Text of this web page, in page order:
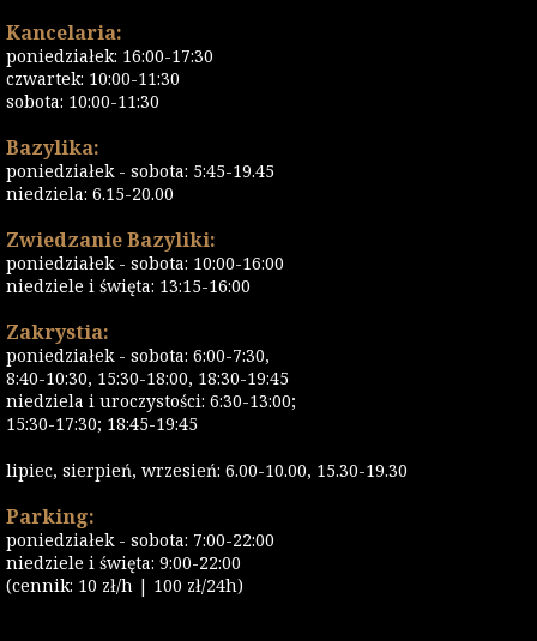
Kancelaria:
poniedziałek: 16:00-17:30
czwartek: 10:00-11:30
sobota: 10:00-11:30
Bazylika:
poniedziałek - sobota: 5:45-19.45
niedziela: 6.15-20.00
Zwiedzanie Bazyliki:
poniedziałek - sobota: 10:00-16:00
niedziele i święta: 13:15-16:00
Zakrystia:
poniedziałek - sobota: 6:00-7:30,
8:40-10:30, 15:30-18:00, 18:30-19:45
niedziela i uroczystości: 6:30-13:00;
15:30-17:30; 18:45-19:45
lipiec, sierpień, wrzesień: 6.00-10.00, 15.30-19.30
Parking:
poniedziałek - sobota: 7:00-22:00
niedziele i święta: 9:00-22:00
(cennik: 10 zł/h | 100 zł/24h)